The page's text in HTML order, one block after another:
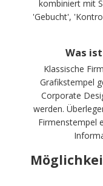
kombiniert mit
'Gebucht',
Was
Klassische
Grafikstempel
Corporate
werden.
Firmenstempel